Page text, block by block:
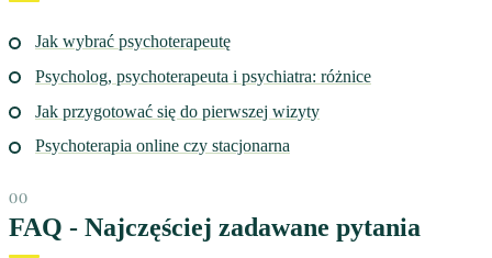
Jak wybrać psychoterapeutę
Psycholog, psychoterapeuta i psychiatra: różnice
Jak przygotować się do pierwszej wizyty
Psychoterapia online czy stacjonarna
FAQ - Najczęściej zadawane pytania